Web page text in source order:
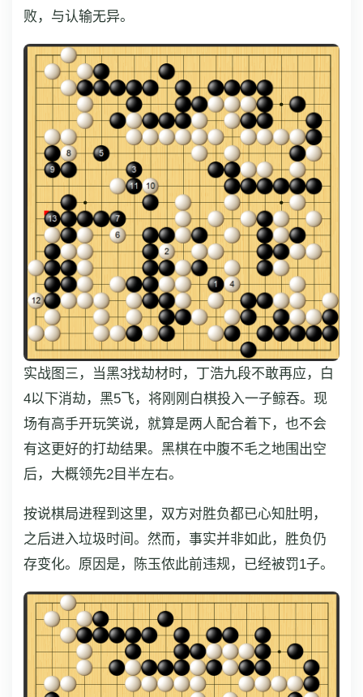
败，与认输无异。
实战图三，当黑3找劫材时，丁浩九段不敢再应，白
4以下消劫，黑5飞，将刚刚白棋投入一子鲸吞。现
场有高手开玩笑说，就算是两人配合着下，也不会
有这更好的打劫结果。黑棋在中腹不毛之地围出空
后，大概领先2目半左右。
按说棋局进程到这里，双方对胜负都已心知肚明，
之后进入垃圾时间。然而，事实并非如此，胜负仍
存变化。原因是，陈玉侬此前违规，已经被罚1子。